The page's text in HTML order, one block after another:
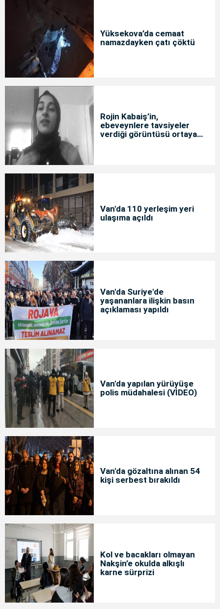
Yüksekova’da cemaat
namazdayken çatı çöktü
Rojin Kabaiş’in,
ebeveynlere tavsiyeler
verdiği görüntüsü ortaya
Van'da 110 yerleşim yeri
ulaşıma açıldı
Van'da Suriye'de
yaşananlara ilişkin basın
açıklaması yapıldı
Van'da yapılan yürüyüşe
polis müdahalesi (VİDEO)
Van'da gözaltına alınan 54
kişi serbest bırakıldı
Kol ve bacakları olmayan
Nakşin’e okulda alkışlı
karne sürprizi